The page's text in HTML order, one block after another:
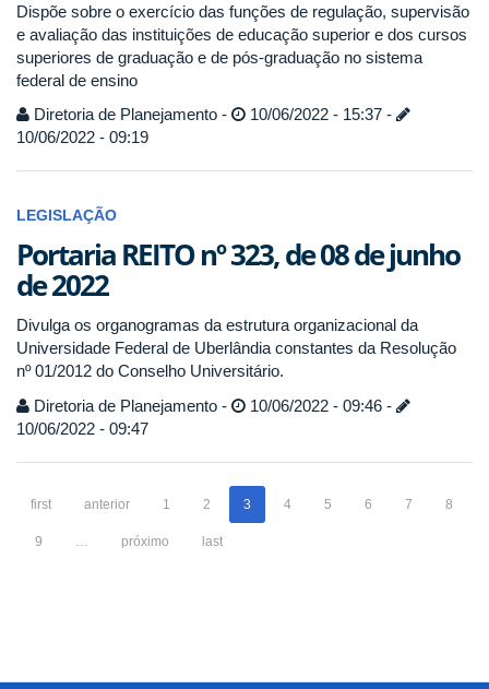
Dispõe sobre o exercício das funções de regulação, supervisão
e avaliação das instituições de educação superior e dos cursos
superiores de graduação e de pós-graduação no sistema
federal de ensino
Diretoria de Planejamento -
10/06/2022 - 15:37 -
10/06/2022 - 09:19
LEGISLAÇÃO
Portaria REITO nº 323, de 08 de junho
de 2022
Divulga os organogramas da estrutura organizacional da
Universidade Federal de Uberlândia constantes da Resolução
nº 01/2012 do Conselho Universitário.
Diretoria de Planejamento -
10/06/2022 - 09:46 -
10/06/2022 - 09:47
first anterior 1 2 3 4 5 6 7 8
9 próximo last